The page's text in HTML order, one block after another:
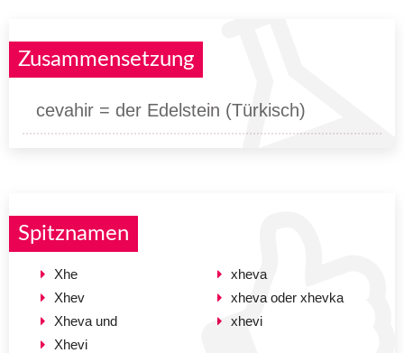
Zusammensetzung
cevahir = der Edelstein (Türkisch)
Spitznamen
Xhe
Xhev
Xheva und
Xhevi
xheva
xheva oder xhevka
xhevi